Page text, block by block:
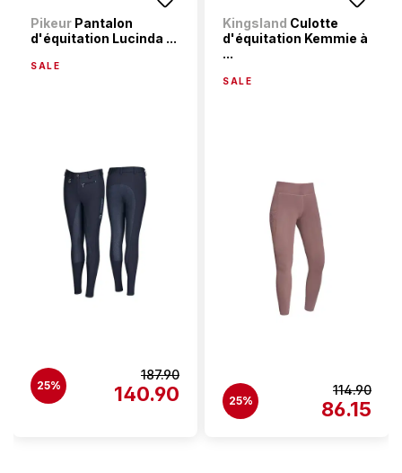
Pikeur Pantalon
d'équitation Lucinda ...
SALE
25%
187.90
140.90
Kingsland Culotte
d'équitation Kemmie à
...
SALE
25%
114.90
86.15